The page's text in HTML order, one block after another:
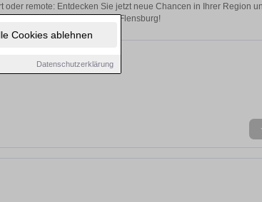
Cookies ablehnen
Datenschutzerklärung
oder remote: Entdecken Sie jetzt neue Chancen in Ihrer Region
passende Tischler-Stellen in Flensburg!
(m/w/d)